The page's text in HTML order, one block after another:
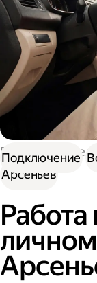
Работа
Арсеньев
Подключение